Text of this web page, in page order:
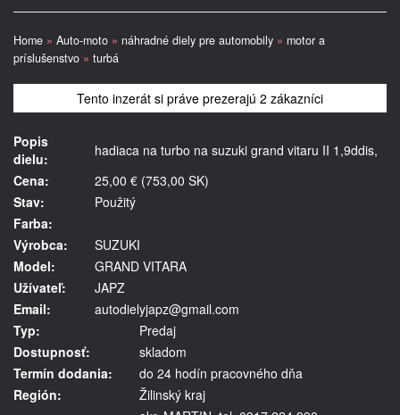
Home » Auto-moto » náhradné diely pre automobily » motor a
príslušenstvo » turbá
Tento inzerát si práve prezerajú 2 zákazníci
Popis
dielu:
hadiaca na turbo na suzuki grand vitaru II 1,9ddis,
Cena:
25,00 € (753,00 SK)
Stav:
Použitý
Farba:
Výrobca:
SUZUKI
Model:
GRAND VITARA
Užívateľ:
JAPZ
Email:
autodielyjapz@gmail.com
Typ:
Predaj
Dostupnosť:
skladom
Termín dodania:
do 24 hodín pracovného dňa
Región:
Žilinský kraj